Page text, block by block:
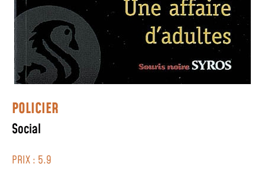
POLICIER
Social
PRIX : 5.9